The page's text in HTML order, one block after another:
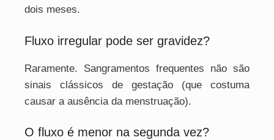
dois meses.
Fluxo irregular pode ser gravidez?
Raramente. Sangramentos frequentes não são
sinais clássicos de gestação (que costuma
causar a ausência da menstruação).
O fluxo é menor na segunda vez?